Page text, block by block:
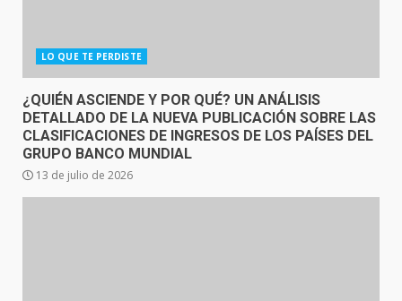
LO QUE TE PERDISTE
¿QUIÉN ASCIENDE Y POR QUÉ? UN ANÁLISIS
DETALLADO DE LA NUEVA PUBLICACIÓN SOBRE LAS
CLASIFICACIONES DE INGRESOS DE LOS PAÍSES DEL
GRUPO BANCO MUNDIAL
13 de julio de 2026